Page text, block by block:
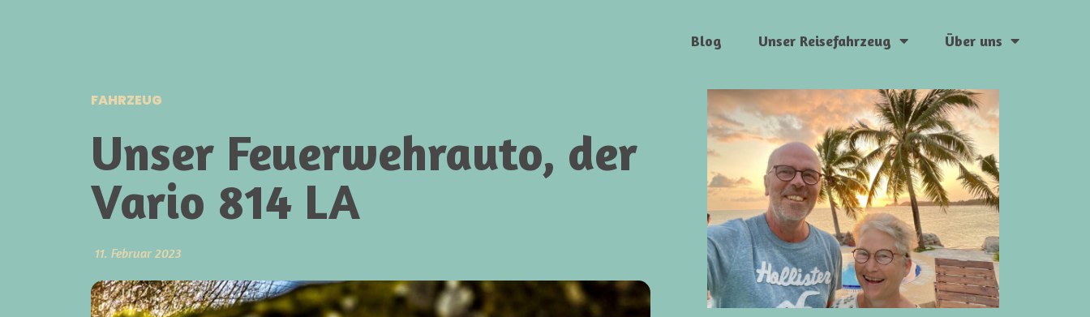
Blog Unser Reisefahrzeug Über uns
FAHRZEUG
Unser Feuerwehrauto, der
Vario 814 LA
11. Februar 2023